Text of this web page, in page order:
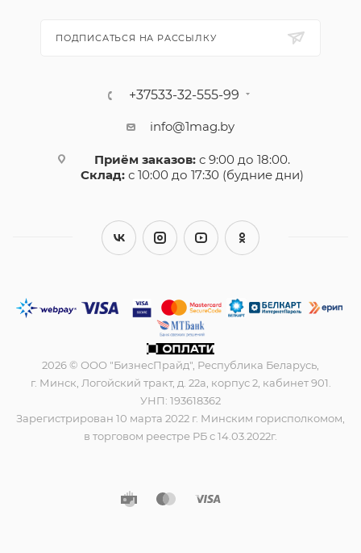
ПОДПИСАТЬСЯ НА РАССЫЛКУ
+37533-32-555-99
info@1mag.by
Приём заказов: с 9:00 до 18:00.
Склад: с 10:00 до 17:30 (будние дни)
2026 © ООО "БизнесПрайд", Республика Беларусь,
г. Минск, Логойский тракт, д. 22а, корпус 2, кабинет 901.
УНП: 193618362
Зарегистрирован 10 марта 2022 г. Минским горисполкомом,
в торговом реестре РБ с 14.03.2022г.